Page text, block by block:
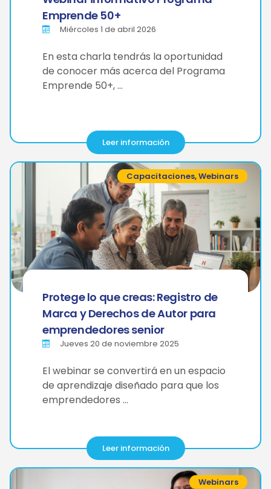
Emprende 50+
Miércoles 1 de abril 2026
En esta charla tendrás la oportunidad
de conocer más acerca del Programa
Emprende 50+, …
Leer información
Capacitaciones,Webinars
Protege lo que creas: Registro de
Marca y Derechos de Autor para
emprendedores senior
Jueves 20 de noviembre 2025
El webinar se convertirá en un espacio
de aprendizaje diseñado para que los
emprendedores …
Leer información
Webinars